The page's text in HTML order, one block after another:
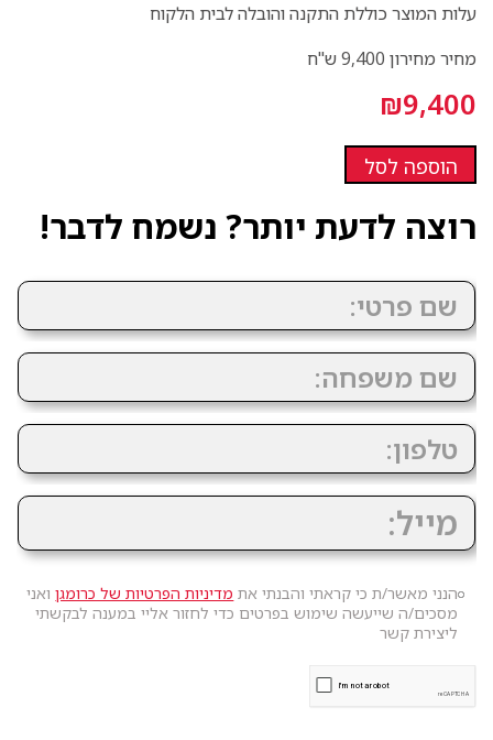
עלות המוצר כוללת התקנה והובלה לבית הלקוח
מחיר מחירון 9,400 ש"ח
9,400
₪
הוספה לסל
רוצה לדעת יותר? נשמח לדבר!
הנני מאשר/ת כי קראתי והבנתי את מדיניות הפרטיות של כרומגןואני
מסכים/ה שייעשה שימוש בפרטים כדי לחזור אליי במענה לבקשתי
ליצירת קשר